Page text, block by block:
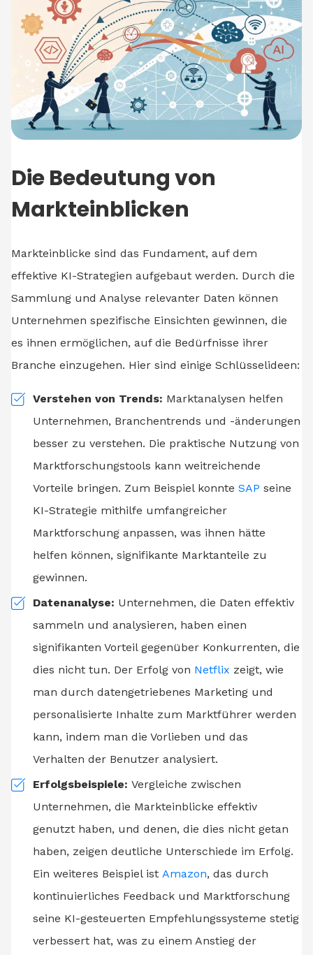
Die Bedeutung von
Markteinblicken
Markteinblicke sind das Fundament, auf dem
effektive KI-Strategien aufgebaut werden. Durch die
Sammlung und Analyse relevanter Daten können
Unternehmen spezifische Einsichten gewinnen, die
es ihnen ermöglichen, auf die Bedürfnisse ihrer
Branche einzugehen. Hier sind einige Schlüsselideen:
Verstehen von Trends: Marktanalysen helfen
Unternehmen, Branchentrends und -änderungen
besser zu verstehen. Die praktische Nutzung von
Marktforschungstools kann weitreichende
Vorteile bringen. Zum Beispiel konnte SAP seine
KI-Strategie mithilfe umfangreicher
Marktforschung anpassen, was ihnen hätte
helfen können, signifikante Marktanteile zu
gewinnen.
Datenanalyse: Unternehmen, die Daten effektiv
sammeln und analysieren, haben einen
signifikanten Vorteil gegenüber Konkurrenten, die
dies nicht tun. Der Erfolg von Netflix zeigt, wie
man durch datengetriebenes Marketing und
personalisierte Inhalte zum Marktführer werden
kann, indem man die Vorlieben und das
Verhalten der Benutzer analysiert.
Erfolgsbeispiele: Vergleiche zwischen
Unternehmen, die Markteinblicke effektiv
genutzt haben, und denen, die dies nicht getan
haben, zeigen deutliche Unterschiede im Erfolg.
Ein weiteres Beispiel ist Amazon, das durch
kontinuierliches Feedback und Marktforschung
seine KI-gesteuerten Empfehlungssysteme stetig
verbessert hat, was zu einem Anstieg der